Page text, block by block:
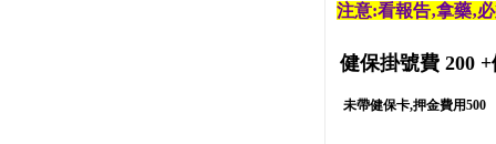
注意:看報告‚拿藥‚
健保掛號費 200 +
未帶健保卡,押金費用500